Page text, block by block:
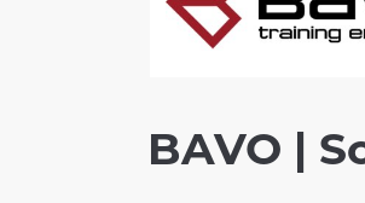
BAVO |
OPLOSSINGEN
AANPAK